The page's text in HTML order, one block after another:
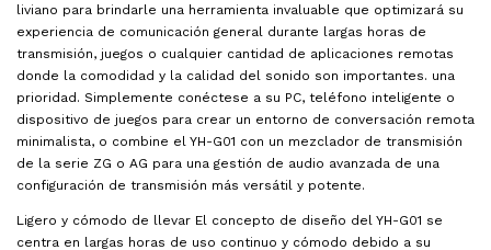
liviano para brindarle una herramienta invaluable que optimizará su
experiencia de comunicación general durante largas horas de
transmisión, juegos o cualquier cantidad de aplicaciones remotas
donde la comodidad y la calidad del sonido son importantes. una
prioridad. Simplemente conéctese a su PC, teléfono inteligente o
dispositivo de juegos para crear un entorno de conversación remota
minimalista, o combine el YH-G01 con un mezclador de transmisión
de la serie ZG o AG para una gestión de audio avanzada de una
configuración de transmisión más versátil y potente.
Ligero y cómodo de llevar El concepto de diseño del YH-G01 se
centra en largas horas de uso continuo y cómodo debido a su